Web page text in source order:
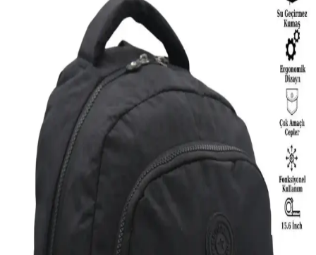
İki popüler seyahat makyaj organizerini karşılaştırıyoruz.
Ecoform'un su geçirmez ve geniş hazneleri, NS Reliable'ın şık suni
deri ve çok fonksiyonlu tasarımıyla öne çıkıyor. Hangi model sizin
ihtiyaçlarınıza uygun?
Pierre Cardin Bej Monogram Kadın Sırt Çantası
Şıklık ve Fonksiyonelliğin Buluşması
Estetik ve dayanıklı tasarımıyla Pierre Cardin bej monogram sırt
çantası, günlük kullanım için ideal, geniş iç hacmi ve fonksiyonel
detaylarıyla şıklık ve pratikliği bir araya getiriyor.
Eliza Çok Gözlü Kadın Sırt Çantası: Şık ve
Fonksiyonel Günlük Kullanım Çantası
Eliza Çok Gözlü Kadın Sırt Çantası, şık tasarımı ve pratik
kullanımıyla günlük, plaj ve şehir aktiviteleri için ideal. Dayanıklı
suni deri malzemesi ve geniş iç hacmiyle vazgeçilmeziniz olacak.